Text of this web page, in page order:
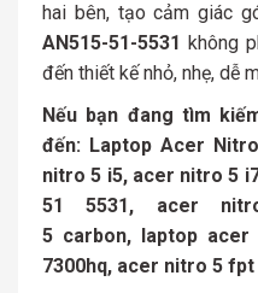
hai bên, tạo cảm giác
AN515-51-5531 không
đến thiết kế nhỏ, nhẹ, dễ
Nếu bạn đang tìm
đến: Laptop Acer
nitro 5 i5, acer nitro 5
51 5531, acer
5 carbon, laptop
7300hq, acer nitro 5 fpt